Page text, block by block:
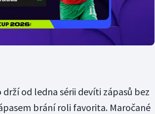
od ledna sérii devíti zápasů bez
brání roli favorita. Maročané